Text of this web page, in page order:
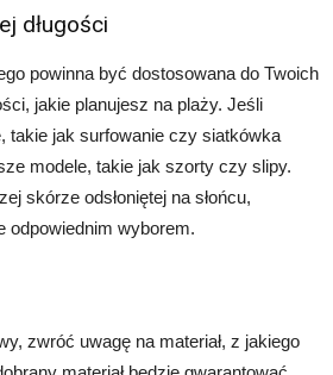
długości
powinna być dostosowana do Twoich
jakie planujesz na plaży. Jeśli
takie jak surfowanie czy siatkówka
modele, takie jak szorty czy slipy.
skórze odsłoniętej na słońcu,
odpowiednim wyborem.
zwróć uwagę na materiał, z jakiego